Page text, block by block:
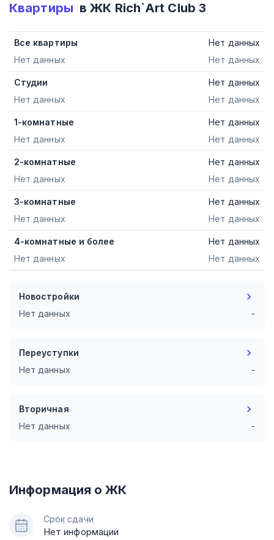
Квартиры в ЖК Rich`Art Club 3
Все квартиры
Нет данных
Нет данных
Нет данных
Студии
Нет данных
Нет данных
Нет данных
1-комнатные
Нет данных
Нет данных
Нет данных
2-комнатные
Нет данных
Нет данных
Нет данных
3-комнатные
Нет данных
Нет данных
Нет данных
4-комнатные и более
Нет данных
Нет данных
Нет данных
Новостройки
Нет данных
-
Переуступки
Нет данных
-
Вторичная
Нет данных
-
Информация о ЖК
Срок сдачи
Нет информации